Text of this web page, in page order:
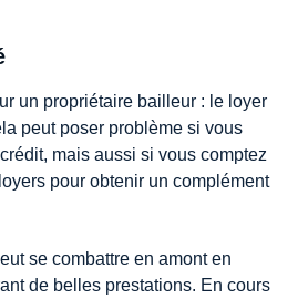
un propriétaire bailleur : le loyer
peut poser problème si vous
mais aussi si vous comptez
pour obtenir un complément
se combattre en amont en
de belles prestations. En cours